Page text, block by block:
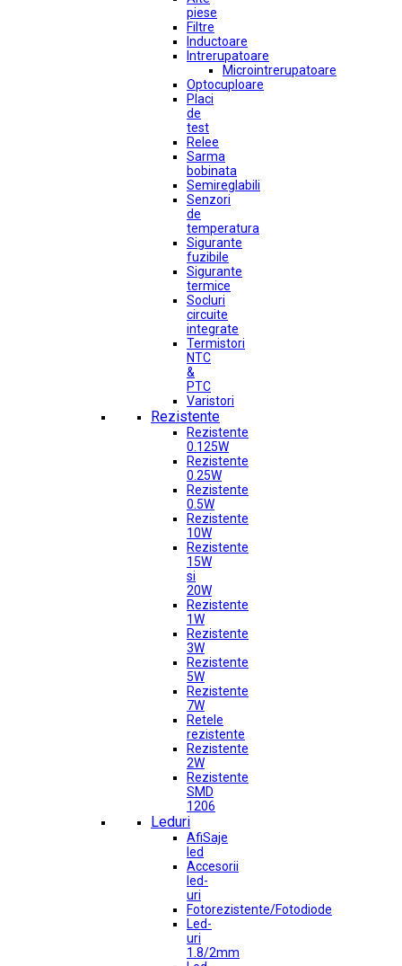
piese
Filtre
Inductoare
Intrerupatoare
Microintrerupatoare
Optocuploare
Placi
de
test
Relee
Sarma
bobinata
Semireglabili
Senzori
de
temperatura
Sigurante
fuzibile
Sigurante
termice
Socluri
circuite
integrate
Termistori
NTC
&
PTC
Varistori
Rezistente
Rezistente
0.125W
Rezistente
0.25W
Rezistente
0.5W
Rezistente
10W
Rezistente
15W
si
20W
Rezistente
1W
Rezistente
3W
Rezistente
5W
Rezistente
7W
Retele
rezistente
Rezistente
2W
Rezistente
SMD
1206
Leduri
AfiSaje
led
Accesorii
led-
uri
Fotorezistente/Fotodiode
Led-
uri
1.8/2mm